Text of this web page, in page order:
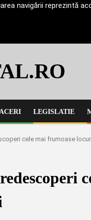
navigării reprezintă
LEGISLATIE
cele mai frumoase